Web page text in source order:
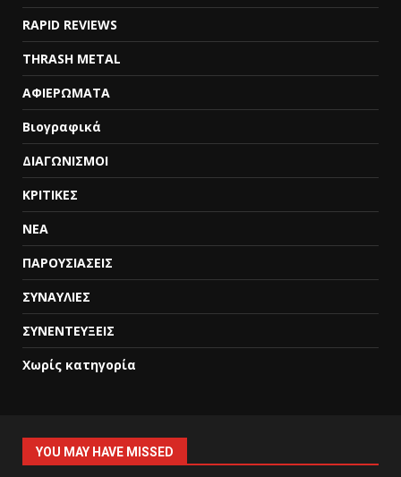
RAPID REVIEWS
THRASH METAL
ΑΦΙΕΡΩΜΑΤΑ
Βιογραφικά
ΔΙΑΓΩΝΙΣΜΟΙ
ΚΡΙΤΙΚΕΣ
ΝΕΑ
ΠΑΡΟΥΣΙΑΣΕΙΣ
ΣΥΝΑΥΛΙΕΣ
ΣΥΝΕΝΤΕΥΞΕΙΣ
Χωρίς κατηγορία
YOU MAY HAVE MISSED